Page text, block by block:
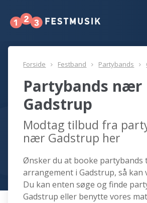
Forside Festband Partybands
Partybands nær
Gadstrup
Modtag tilbud fra
nær Gadstrup her
Ønsker du at booke partybands
arrangement i Gadstrup, så kan
Du kan enten søge og finde
Gadstrup eller benytte vores